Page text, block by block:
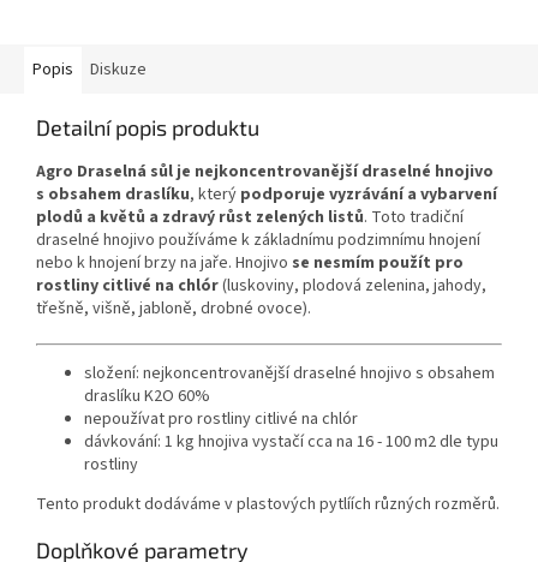
Popis Diskuze
Detailní popis produktu
Agro Draselná sůl je nejkoncentrovanější draselné hnojivo
s obsahem draslíku, který podporuje vyzrávání a vybarvení
plodů a květů a zdravý růst zelených listů. Toto tradiční
draselné hnojivo používáme k základnímu podzimnímu hnojení
nebo k hnojení brzy na jaře. Hnojivo se nesmím použít pro
rostliny citlivé na chlór(luskoviny, plodová zelenina, jahody,
třešně, višně, jabloně, drobné ovoce).
složení: nejkoncentrovanější draselné hnojivo s obsahem
draslíku K2O 60%
nepoužívat pro rostliny citlivé na chlór
dávkování: 1 kg hnojiva vystačí cca na 16 - 100 m2 dle typu
rostliny
Tento produkt dodáváme v plastových pytlíích různých rozměrů.
Doplňkové parametry